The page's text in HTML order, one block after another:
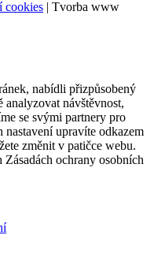
cookies | Tvorba www
nabídli přizpůsobený
analyzovat návštěvnost,
se svými partnery pro
nastavení upravíte odkazem
změnit v patičce webu.
ochrany osobních